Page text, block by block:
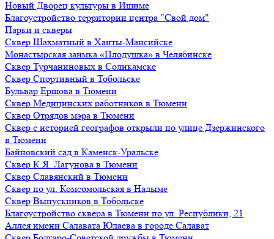
Нoвый Двoрeц культуры в Ишимe
Благоустройство территории центра "Свой дом"
Парки и скверы
Сквер Шахматный в Ханты-Мансийске
Монастырская заимка «Плодушка» в Челябинске
Сквер Турчаниновых в Соликамске
Сквер Спортивный в Тобольске
Бульвар Ершова в Тюмени
Сквер Медицинских работников в Тюмени
Сквер Отрядов мэра в Тюмени
Сквер с историей географов открыли по улице Дзержинского
в Тюмени
Байновский сад в Каменск-Уральске
Сквер К.Я. Лагунова в Тюмени
Сквер Славянский в Тюмени
Сквер по ул. Комсомольская в Надыме
Сквер Выпускников в Тобольске
Благоустройство сквера в Тюмени по ул. Республики, 21
Аллея имени Салавата Юлаева в городе Салават